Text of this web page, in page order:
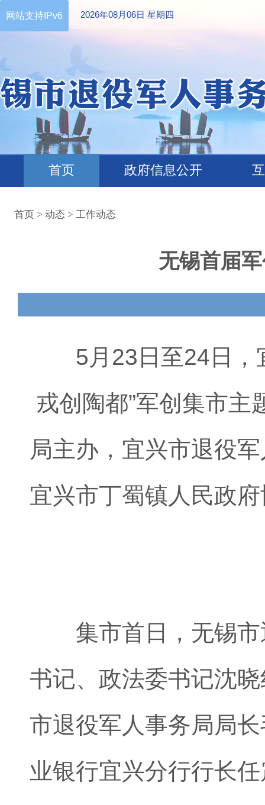
网站支持IPv6 2026年08月06日 星期四
首页 政府信息公开
首页 > 动态 > 工作动态
无锡首届
5月23日至24日，宜
戎创陶都”军创集市
局主办，宜兴市退役
宜兴市丁蜀镇人民政
集市首日，无锡市
书记、政法委书记沈
市退役军人事务局局
业银行宜兴分行行长